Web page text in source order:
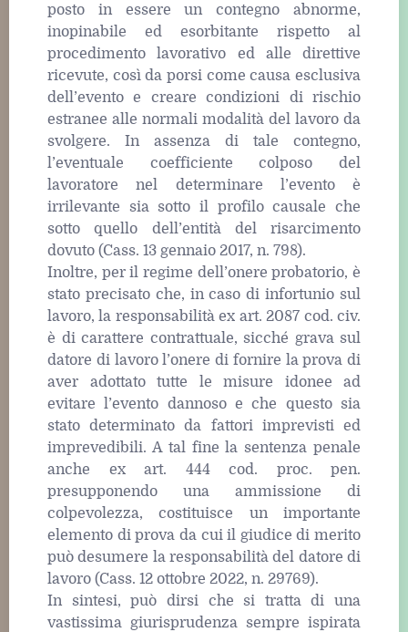
posto in essere un contegno abnorme,
inopinabile ed esorbitante rispetto al
procedimento lavorativo ed alle direttive
ricevute, così da porsi come causa esclusiva
dell’evento e creare condizioni di rischio
estranee alle normali modalità del lavoro da
svolgere. In assenza di tale contegno,
l’eventuale coefficiente colposo del
lavoratore nel determinare l’evento è
irrilevante sia sotto il profilo causale che
sotto quello dell’entità del risarcimento
dovuto (Cass. 13 gennaio 2017, n. 798).
Inoltre, per il regime dell’onere probatorio, è
stato precisato che, in caso di infortunio sul
lavoro, la responsabilità ex art. 2087 cod. civ.
è di carattere contrattuale, sicché grava sul
datore di lavoro l’onere di fornire la prova di
aver adottato tutte le misure idonee ad
evitare l’evento dannoso e che questo sia
stato determinato da fattori imprevisti ed
imprevedibili. A tal fine la sentenza penale
anche ex art. 444 cod. proc. pen.
presupponendo una ammissione di
colpevolezza, costituisce un importante
elemento di prova da cui il giudice di merito
può desumere la responsabilità del datore di
lavoro (Cass. 12 ottobre 2022, n. 29769).
In sintesi, può dirsi che si tratta di una
vastissima giurisprudenza sempre ispirata